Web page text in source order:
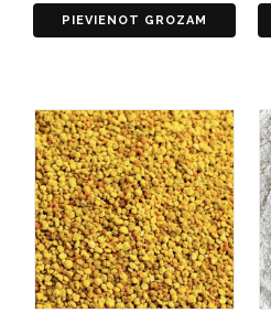
PIEVIENOT GROZAM